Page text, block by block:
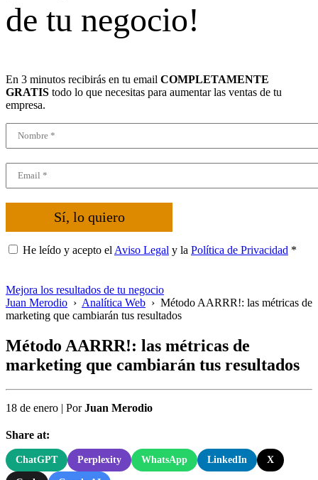
de tu negocio!
En 3 minutos recibirás en tu email COMPLETAMENTE
GRATIS todo lo que necesitas para aumentar las ventas de tu
empresa.
Sí, lo quiero
He leído y acepto el Aviso Legal y la Política de Privacidad *
Mejora los resultados de tu negocio
Juan Merodio › Analítica Web › Método AARRR!: las métricas de
marketing que cambiarán tus resultados
Método AARRR!: las métricas de
marketing que cambiarán tus resultados
18 de enero | PorJuan Merodio
Share at:
ChatGPT Perplexity WhatsApp LinkedIn X